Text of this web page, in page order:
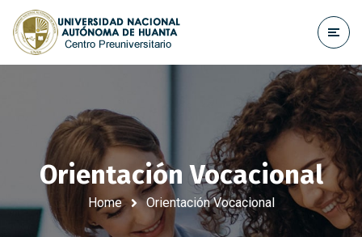
Orientación Vocacional
Home Orientación Vocacional